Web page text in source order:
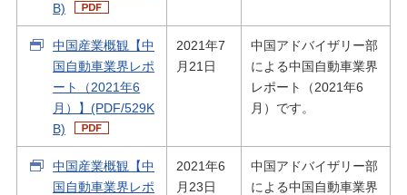
B)
中国産業概観【中
国自動車業界レポ
ート（2021年6
月）】(PDF/529K
B)
2021年7
月21日
中国アドバイザリー部
による中国自動車業界
レポート（2021年6
月）です。
中国産業概観【中
国自動車業界レポ
2021年6
月23日
中国アドバイザリー部
による中国自動車業界